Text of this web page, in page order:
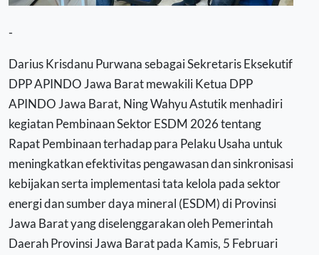
-
Darius Krisdanu Purwana sebagai Sekretaris Eksekutif
DPP APINDO Jawa Barat mewakili Ketua DPP
APINDO Jawa Barat, Ning Wahyu Astutik menhadiri
kegiatan Pembinaan Sektor ESDM 2026 tentang
Rapat Pembinaan terhadap para Pelaku Usaha untuk
meningkatkan efektivitas pengawasan dan sinkronisasi
kebijakan serta implementasi tata kelola pada sektor
energi dan sumber daya mineral (ESDM) di Provinsi
Jawa Barat yang diselenggarakan oleh Pemerintah
Daerah Provinsi Jawa Barat pada Kamis, 5 Februari